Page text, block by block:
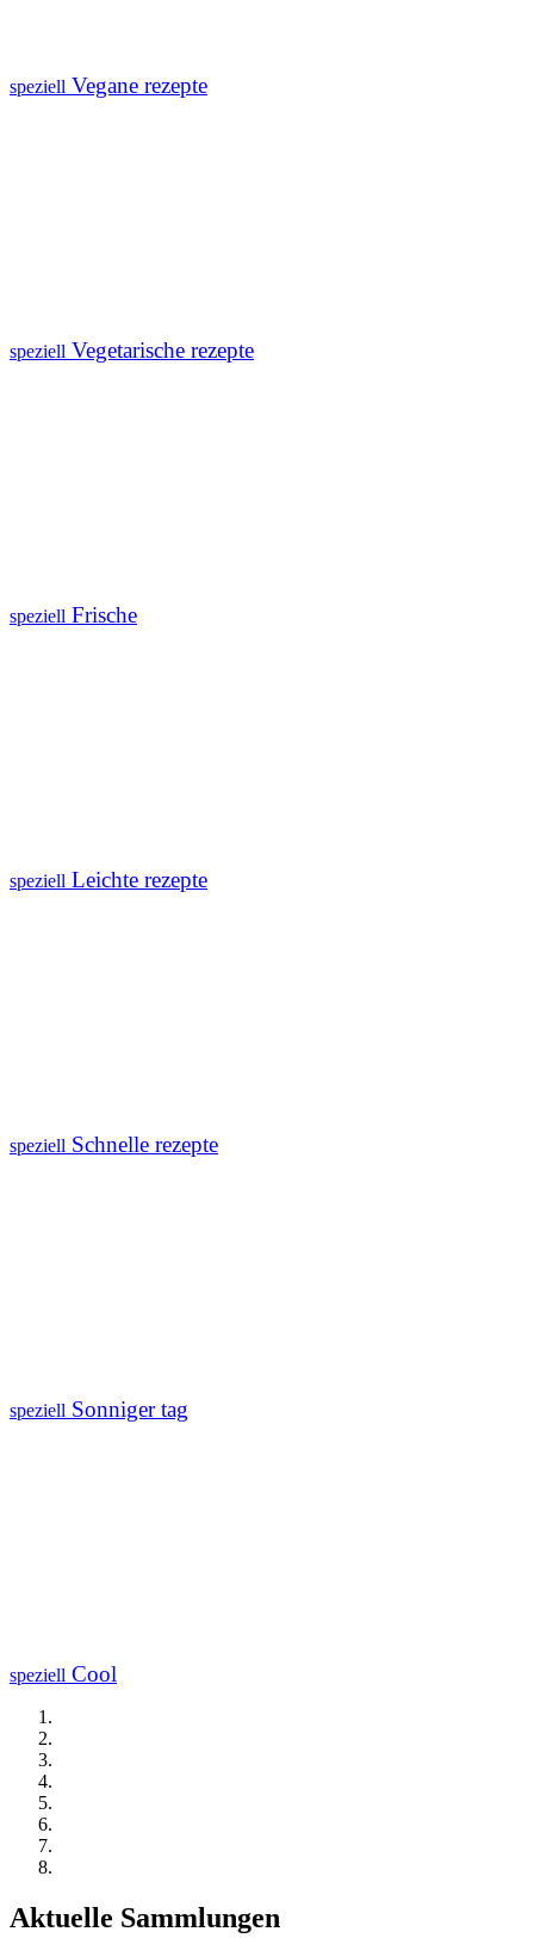
speziell Vegane rezepte
speziell Vegetarische rezepte
speziell Frische
speziell Leichte rezepte
speziell Schnelle rezepte
speziell Sonniger tag
speziell Cool
Aktuelle Sammlungen